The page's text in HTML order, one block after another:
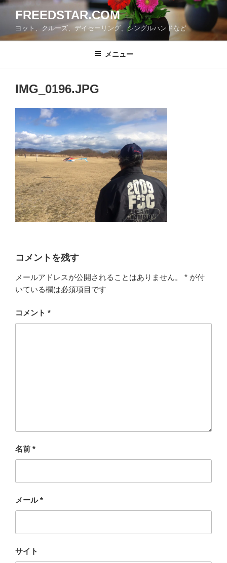
コ
ン
FREEDSTAR.COM
ヨット、クルーズ、デイセーリング、シングルハンドなど
メニュー
IMG_0196.JPG
コメントを残す
メールアドレスが公開されることはありません。 * が付
いている欄は必須項目です
コメント *
名前 *
メール*
サイト